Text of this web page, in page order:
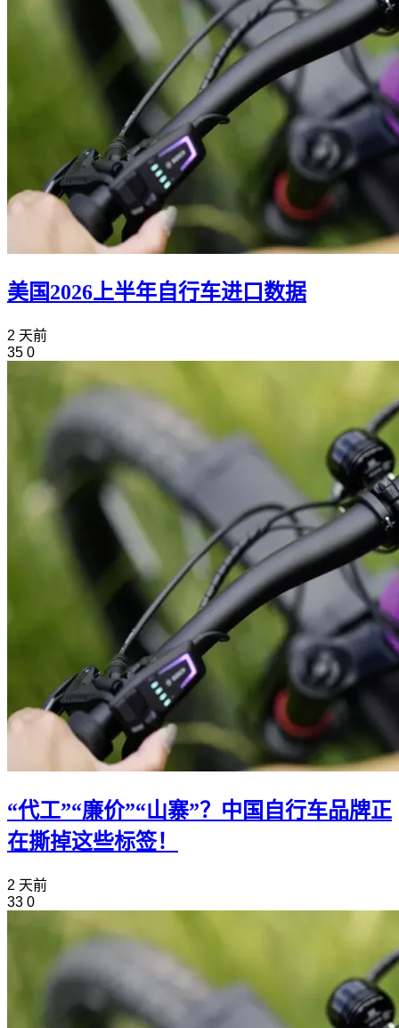
美国2026上半年自行车进口数据
2 天前
35 0
“代工”“廉价”“山寨”？中国自行车品牌正
在撕掉这些标签！
2 天前
33 0